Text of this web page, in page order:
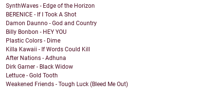
SynthWaves - Edge of the Horizon
BERENICE - If I Took A Shot
Damon Daunno - God and Country
Billy Bonbon - HEY YOU
Plastic Colors - Dime
Killa Kawaii - If Words Could Kill
After Nations - Adhuna
Dirk Garner - Black Widow
Lettuce - Gold Tooth
Weakened Friends - Tough Luck (Bleed Me Out)